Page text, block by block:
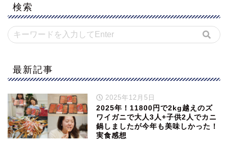
検索
最新記事
2025年12月5日
2025年！11800円で2kg越えのズ
ワイガニで大人3人+子供2人でカニ
鍋しましたが今年も美味しかった！
実食感想